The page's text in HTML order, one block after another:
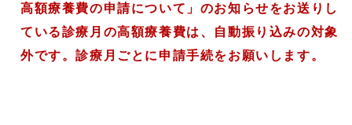
高額療養費の申請について」のお知らせをお送りし
ている診療月の高額療養費は、自動振り込みの対象
外です。診療月ごとに申請手続をお願いします。